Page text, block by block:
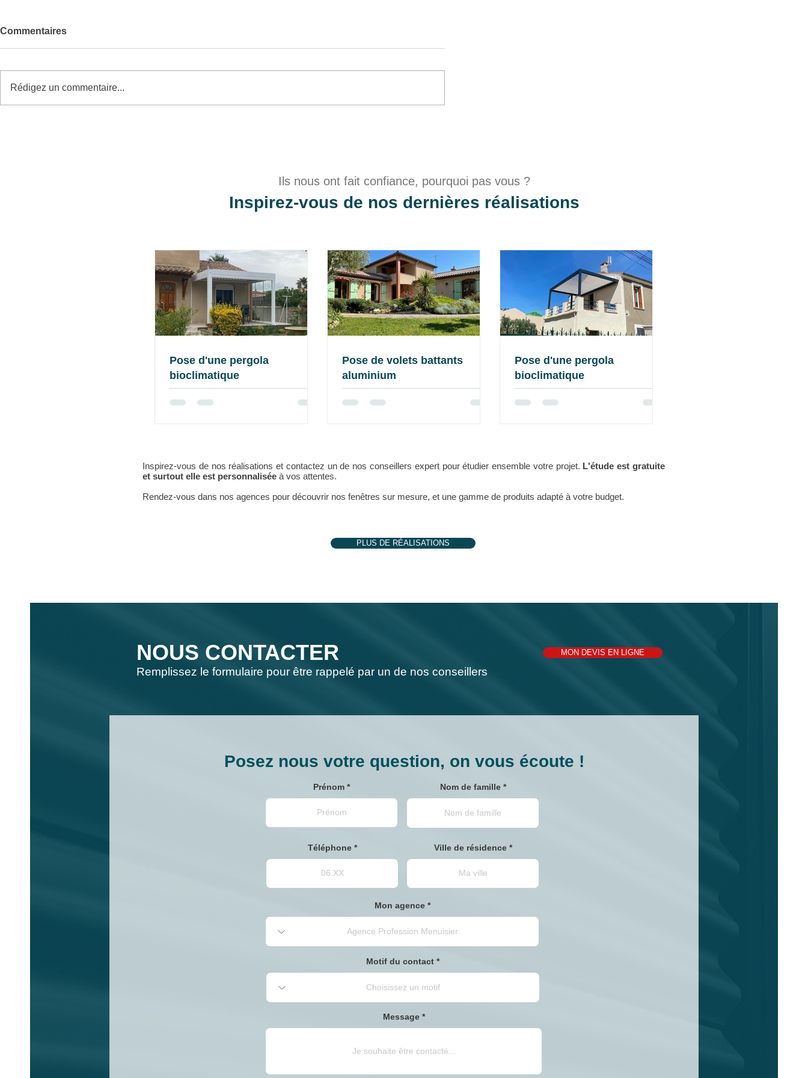
Commentaires
Rédigez un commentaire...
Ils nous ont fait confiance, pourquoi pas vous ?
Inspirez-vous de nos dernières réalisations
Pose d'une pergola
bioclimatique
Pose de volets battants
aluminium
Pose d'une pergola
bioclimatique
Inspirez-vous de nos réalisations et contactez un de nos conseillers expert pour étudier ensemble votre projet. L'étude est gratuite
et surtout elle est personnalisée à vos attentes.
Rendez-vous dans nos agences pour découvrir nos fenêtres sur mesure, et une gamme de produits adapté à votre budget.
PLUS DE RÉALISATIONS
NOUS CONTACTER
Remplissez le formulaire pour être rappelé par un de nos conseillers
MON DEVIS EN LIGNE
Posez nous votre question, on vous écoute !
Prénom Nom de famille
Téléphone Ville de résidence
Mon agence
Motif du contact
Message